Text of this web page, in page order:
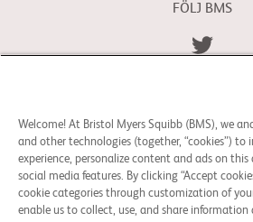
FÖLJ BMS
Du kan kontakta vårt
EUDPO@BMS.com
för
dataskyddsrättigheter du kan
funderingar eller frågor kring hur
hanteras av Bristol Myers
Welcome! At Bristol Myers Squibb (BMS), we
and other technologies (together, “cookies”) to
experience, personalize content and ads on
social media features. By clicking “Accept
cookie categories through customization of
enable us to collect, use, and share